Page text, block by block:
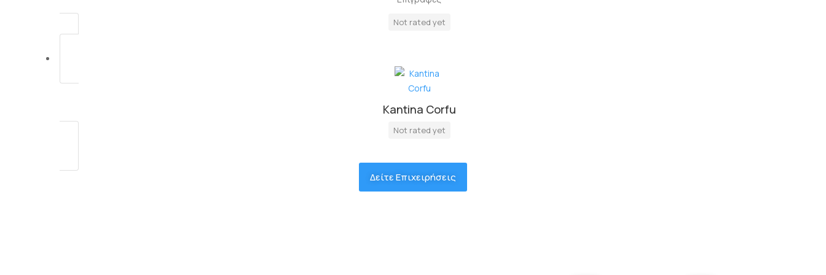
Not rated yet
Kantina Corfu
Not rated yet
Δείτε Επιχειρήσεις